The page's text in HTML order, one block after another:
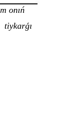
onıń
tiykarǵı